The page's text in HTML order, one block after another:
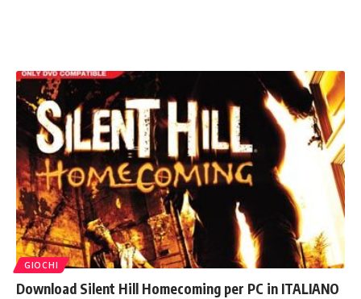
GIOCHI
Download Silent Hill Homecoming per PC in ITALIANO